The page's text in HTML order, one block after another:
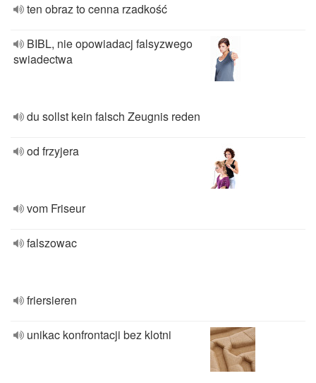
ten obraz to cenna rzadkość
BIBL, nie opowiadacj falsyzwego
swiadectwa
du sollst kein falsch Zeugnis reden
od frzyjera
vom Friseur
falszowac
friersieren
unikac konfrontacji bez klotni